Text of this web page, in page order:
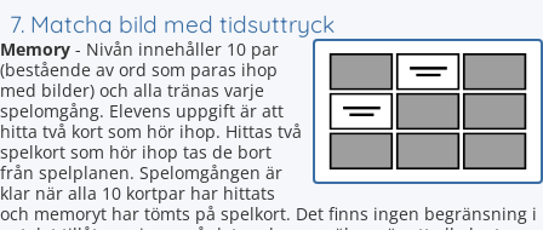
7. Matcha bild med tidsuttryck
Memory - Nivån innehåller 10 par
(bestående av ord som paras ihop
med bilder) och alla tränas varje
spelomgång. Elevens uppgift är att
hitta två kort som hör ihop. Hittas två
spelkort som hör ihop tas de bort
från spelplanen. Spelomgången är
klar när alla 10 kortpar har hittats
och memoryt har tömts på spelkort. Det finns ingen begränsning i